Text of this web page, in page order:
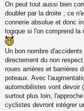
e
s
s
g
e
n
l
u
On peut tout aussi bien
doubler par la droite ; ce
connerie absolue et donc
logique si l'on comprend
Un bon nombre
directement du non
roues arrières et barrières
poteaux. Avec
automobilistes vont devoir
surtout plus loin,
cyclistes devront intégrer